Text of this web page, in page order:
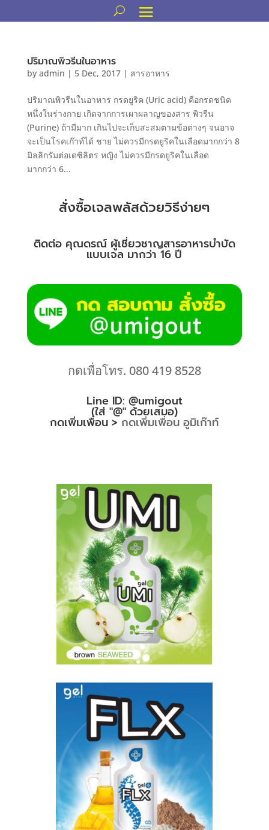
ปริมาณพิวรีนในอาหาร
by admin | 5 Dec, 2017| สารอาหาร
ปริมาณพิวรีนในอาหาร กรดยูริค (Uric acid) คือกรดชนิด
หนึ่งในร่างกาย เกิดจากการเผาผลาญของสาร พิวรีน
(Purine) ถ้ามีมาก เกินไปจะเก็บสะสมตามข้อต่างๆ จนอาจ
จะเป็นโรคเก๊าท์ได้ ชาย ไม่ควรมีกรดยูริคในเลือดมากกว่า 8
มิลลิกรัมต่อเดซิลิตร หญิง ไม่ควรมีกรดยูริคในเลือด
มากกว่า 6...
สั่งซื้อเจลพลัสด้วยวิธีง่ายๆ
ติดต่อ คุณดรณ์ ผู้เชี่ยวชาญสารอาหารบำบัด
แบบเจล มากว่า 16 ปี
กดเพื่อโทร. 080 419 8528
Line ID: @umigout
(ใส่ "@" ด้วยเสมอ)
กดเพิ่มเพื่อน > กดเพิ่มเพื่อน อูมิเก๊าท์